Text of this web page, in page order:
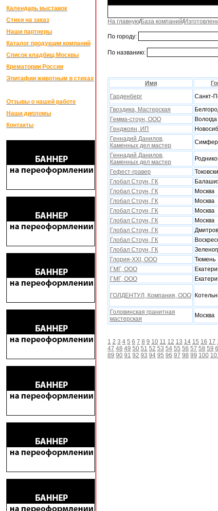
Календарь выставок
Стихи на заказ
Наши партнеры
Каталог продукции компаний
Список кладбищ Москвы
Крематории России
Эпитафии животным в стихах
Отзывы о нашей работе
Наши дипломы
Контакты
На главную/База компаний/
По городу:
По названию:
Имя
Гарденберг
Санкт-
Гвоздика, Мастерская
Гемма-стоун, ООО
Вологда
Генджоян, ИП
Геннадий Данилов,
Каменныx дел мастер
Геннадий Данилов,
Каменныx дел мастер
Гефест-гравер
Глобал Стоун, ГК
Глобал Стоун, ГК
Москва
Глобал Стоун, ГК
Москва
Глобал Стоун, ГК
Москва
Глобал Стоун, ГК
Москва
Глобал Стоун, ГК
Дмитров
Глобал Стоун, ГК
Глобал Стоун, ГК
Глория-XXI, ООО
Тюмень
ГМГ, ООО
ГМГ, ООО
ГОЛДЕНТУЛ, Компания, ООО
Головинская гранитная
мастерская
Москва
1 2 3 4 5 6 7 8 9 10 11 12 13 14 15 16 17
47 48 49 50 51 52 53 54 55 56 57 58 59
89 90 91 92 93 94 95 96 97 98 99 100